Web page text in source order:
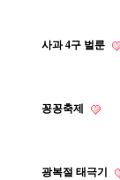
사과 4구 벌룬
꽁꽁축제
광복절 태극기